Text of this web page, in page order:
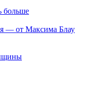
больше
— от Максима Блау